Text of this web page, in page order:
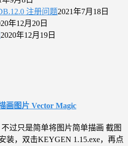
注册问题2021年7月18日
年12月20日
2020年12月19日
图片 Vector Magic
过只是简单将图片简单描画 截图
装，双击KEYGEN 1.15.exe，再点